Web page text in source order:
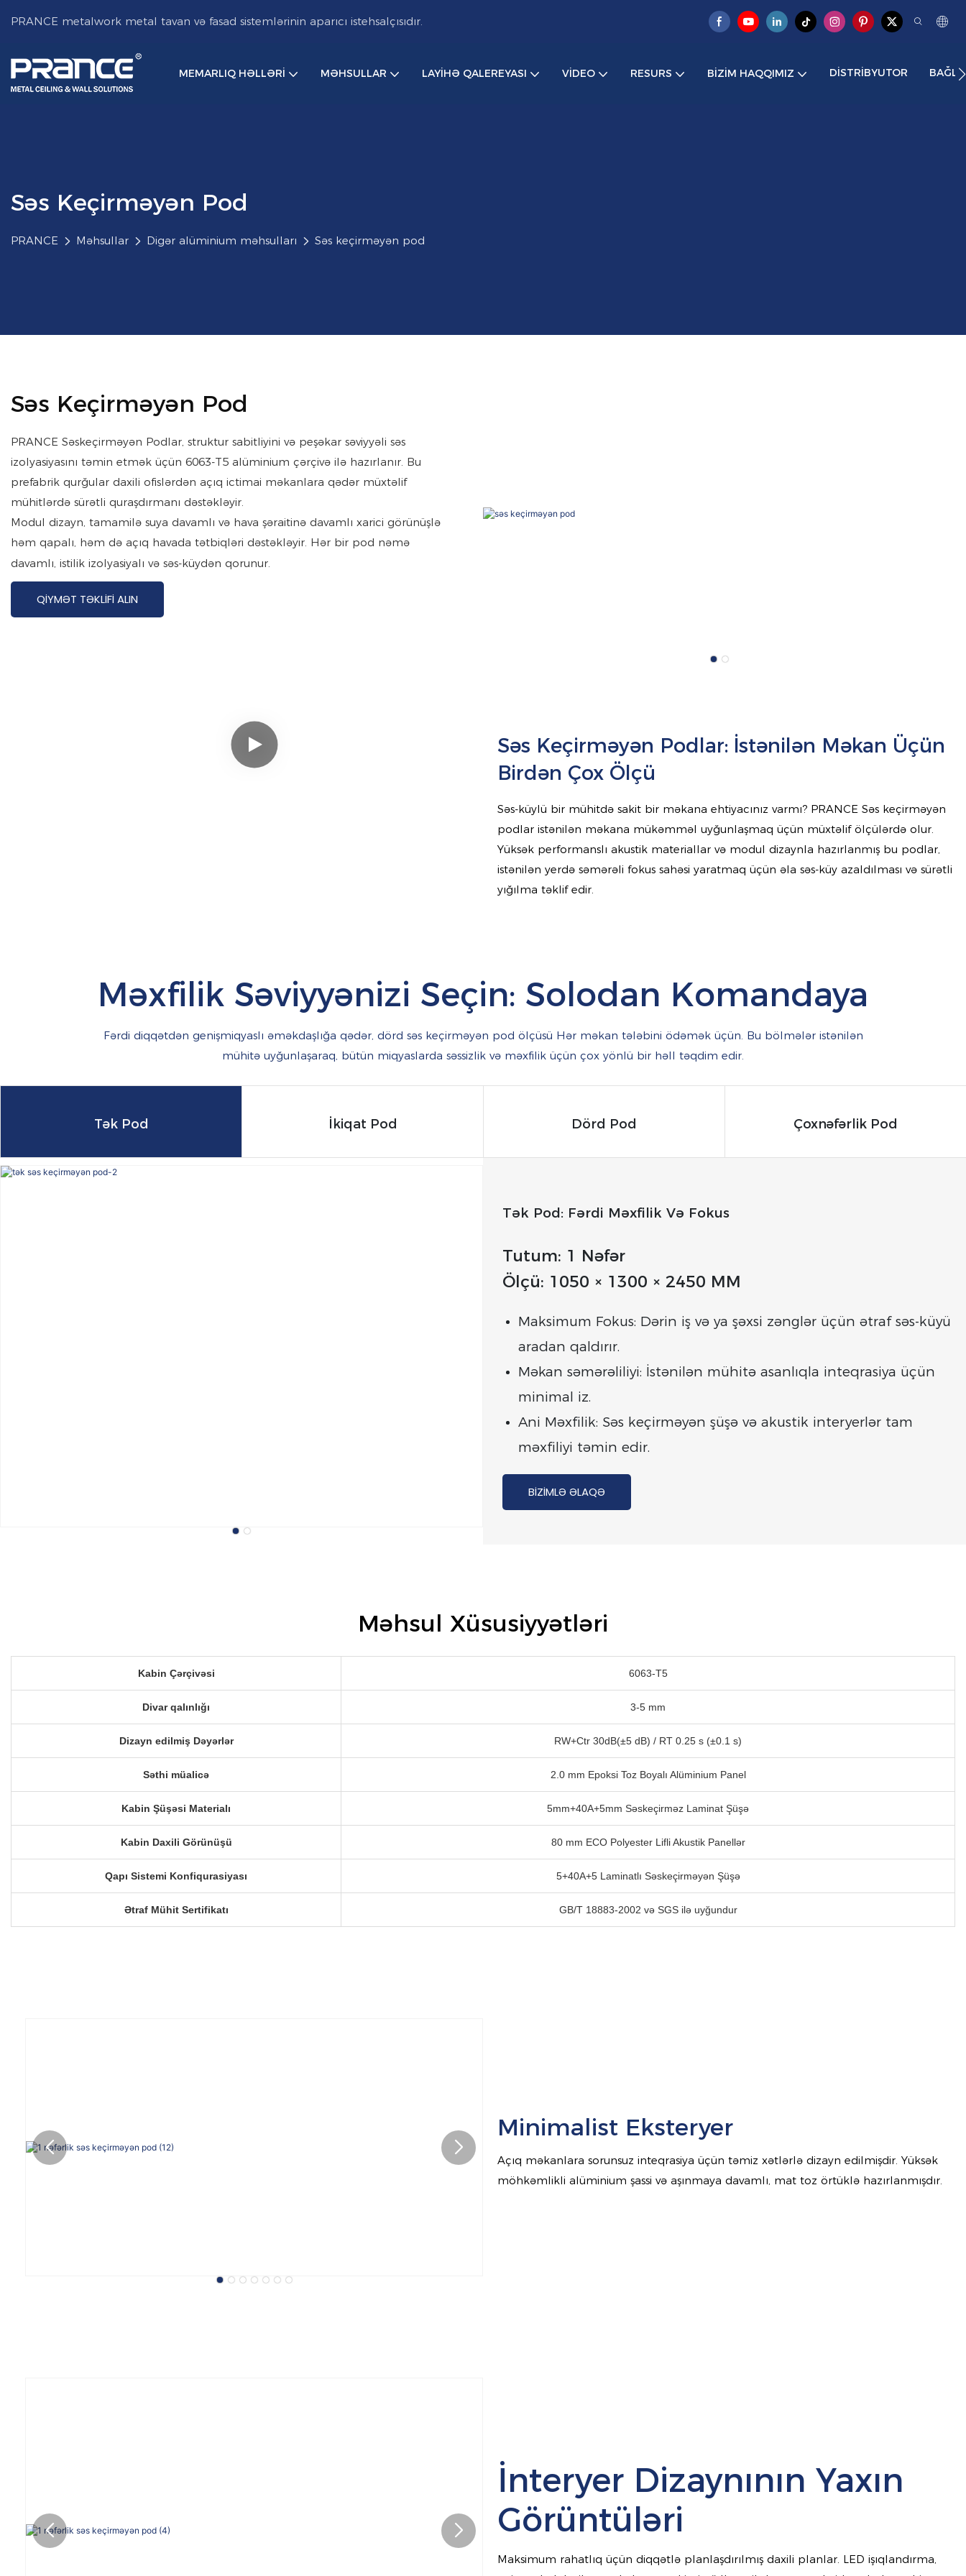
PRANCE metalwork metal tavan və fasad sistemlərinin aparıcı istehsalçısıdır.
MEMARLIQ HƏLLƏRI MƏHSULLAR LAYIHƏ QALEREYASI VIDEO RESURS BIZIM HAQQIMIZ DISTRIBYUTOR
Səs Keçirməyən Pod
PRANCE Məhsullar Digər alüminium məhsulları Səs keçirməyən pod
Səs Keçirməyən Pod
PRANCE Səskeçirməyən Podlar, struktur sabitliyini və peşəkar səviyyəli səs
izolyasiyasını təmin etmək üçün 6063-T5 alüminium çərçivə ilə hazırlanır. Bu
prefabrik qurğular daxili ofislərdən açıq ictimai məkanlara qədər müxtəlif
mühitlərdə sürətli quraşdırmanı dəstəkləyir.
Modul dizayn, tamamilə suya davamlı və hava şəraitinə davamlı xarici görünüşlə
həm qapalı, həm də açıq havada tətbiqləri dəstəkləyir. Hər bir pod nəmə
davamlı, istilik izolyasiyalı və səs-küydən qorunur.
QIYMƏT TƏKLIFI ALIN
Səs Keçirməyən Podlar: İstənilən Məkan Üçün
Birdən Çox Ölçü
Səs-küylü bir mühitdə sakit bir məkana ehtiyacınız varmı? PRANCE Səs keçirməyən
podlar istənilən məkana mükəmməl uyğunlaşmaq üçün müxtəlif ölçülərdə olur.
Yüksək performanslı akustik materiallar və modul dizaynla hazırlanmış bu podlar,
istənilən yerdə səmərəli fokus sahəsi yaratmaq üçün əla səs-küy azaldılması və sürətli
yığılma təklif edir.
Məxfilik Səviyyənizi Seçin: Solodan Komandaya
Fərdi diqqətdən genişmiqyaslı əməkdaşlığa qədər, dörd səs keçirməyən pod ölçüsü Hər məkan tələbini ödəmək üçün. Bu bölmələr istənilən
mühitə uyğunlaşaraq, bütün miqyaslarda səssizlik və məxfilik üçün çox yönlü bir həll təqdim edir.
Tək Pod İkiqat Pod Dörd Pod Çoxnəfərlik Pod
Tək Pod: Fərdi Məxfilik Və Fokus
Tutum: 1 Nəfər
Ölçü: 1050 × 1300 × 2450 MM
Maksimum Fokus: Dərin iş və ya şəxsi zənglər üçün ətraf səs-küyü
aradan qaldırır.
Məkan səmərəliliyi: İstənilən mühitə asanlıqla inteqrasiya üçün
minimal iz.
Ani Məxfilik: Səs keçirməyən şüşə və akustik interyerlər tam
məxfiliyi təmin edir.
BIZIMLƏ ƏLAQƏ
Məhsul Xüsusiyyətləri
Kabin Çərçivəsi 6063-T5
Divar qalınlığı 3-5 mm
Dizayn edilmiş Dəyərlər RW+Ctr 30dB(±5 dB) / RT 0.25 s (±0.1 s)
Səthi müalicə 2.0 mm Epoksi Toz Boyalı Alüminium Panel
Kabin Şüşəsi Materialı 5mm+40A+5mm Səskeçirməz Laminat Şüşə
Kabin Daxili Görünüşü 80 mm ECO Polyester Lifli Akustik Panellər
Qapı Sistemi Konfiqurasiyası 5+40A+5 Laminatlı Səskeçirməyən Şüşə
Ətraf Mühit Sertifikatı GB/T 18883-2002 və SGS ilə uyğundur
Minimalist Eksteryer
Açıq məkanlara sorunsuz inteqrasiya üçün təmiz xətlərlə dizayn edilmişdir. Yüksək
möhkəmlikli alüminium şassi və aşınmaya davamlı, mat toz örtüklə hazırlanmışdır.
İnteryer Dizaynının Yaxın
Görüntüləri
Maksimum rahatlıq üçün diqqətlə planlaşdırılmış daxili planlar. LED işıqlandırma,